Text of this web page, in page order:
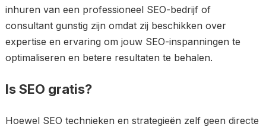
inhuren van een professioneel SEO-bedrijf of
consultant gunstig zijn omdat zij beschikken over
expertise en ervaring om jouw SEO-inspanningen te
optimaliseren en betere resultaten te behalen.
Is SEO gratis?
Hoewel SEO technieken en strategieën zelf geen directe